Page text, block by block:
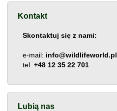
Kontakt
Skontaktuj się z nami:
e-mail: info@wildlifeworld.pl
tel. +48 12 35 22 701
Lubią nas